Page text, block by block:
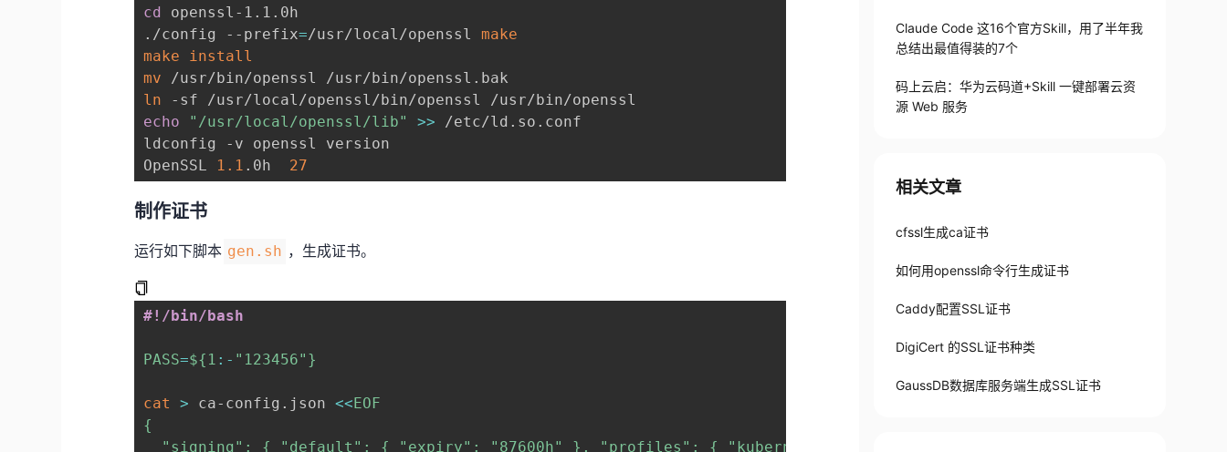
cd
openssl-1.1.0h
./config --prefix=/usr/local/openssl make
make
install
mv
ln
echo
"/usr/local/openssl/lib" >> /etc/ld.so.conf
ldconfig -v openssl version
OpenSSL 1.1 .0h 27
制作证书
运行如下脚本 gen.sh ，生成证书。
#!/bin/bash
PASS=${1 :- "123456"}
cat > ca-config.json <<EOF
{
"signing": { "default": { "expiry": "87600h" }, "profiles": { "kubernetes": { "expiry": "87600h", "usages": [
Claude Code 这16个官方Skill，用了半年我
总结出最值得装的7个
码上云启：华为云码道+Skill 一键部署云资
源 Web 服务
相关文章
cfssl生成ca证书
如何用openssl命令行生成证书
Caddy配置SSL证书
DigiCert 的SSL证书种类
GaussDB数据库服务端生成SSL证书